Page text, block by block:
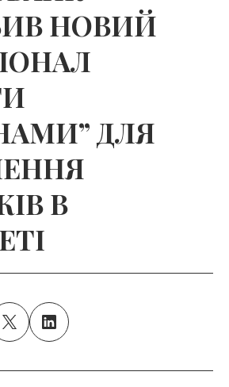
НОВИЙ
ДЛЯ
В